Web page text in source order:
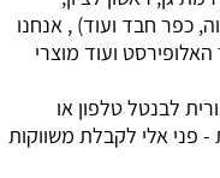
כפר חבד ועוד) , אנחנו
ועוד מוצרי
לבנטל טלפון או
פני אלי לקבלת משווקות